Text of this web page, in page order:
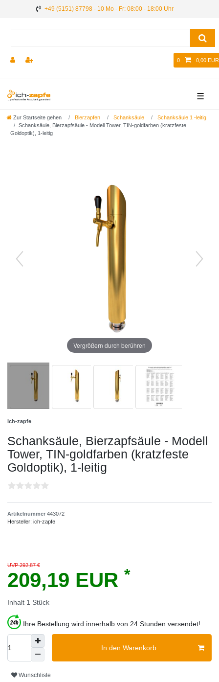
+49 (5151) 87798 - 10 Mo - Fr: 08:00 - 18:00 Uhr
0 0,00 EUR
☰
Zur Startseite gehen Bierzapfen Schanksäule
Schanksäule 1 -leitig
Schanksäule, Bierzapfsäule - Modell Tower, TIN-goldfarben (kratzfeste
Goldoptik), 1-leitig
Vergrößern durch berühren
Ich-zapfe
Schanksäule, Bierzapfsäule - Modell
Tower, TIN-goldfarben (kratzfeste
Goldoptik), 1-leitig
Artikelnummer 443072
Hersteller: ich-zapfe
UVP 292,87 €
209,19 EUR *
Inhalt 1 Stück
Ihre Bestellung wird innerhalb von 24 Stunden versendet!
In den Warenkorb
Wunschliste